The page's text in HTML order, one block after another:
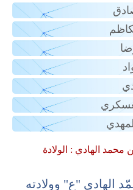
محمد الهادي : الولادة
الهادي "ع" وولادته